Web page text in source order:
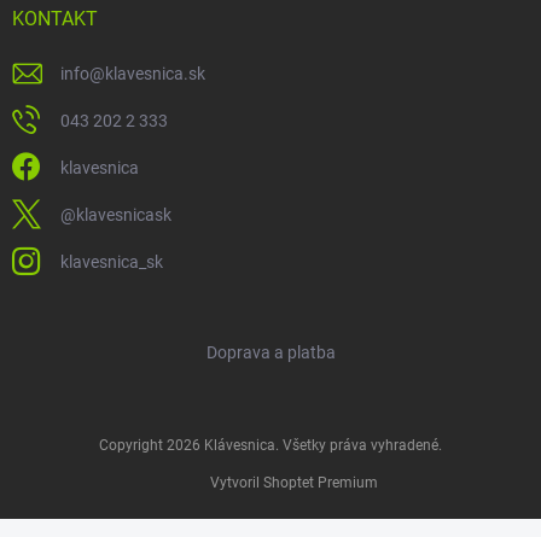
KONTAKT
info@klavesnica.sk
043 202 2 333
klavesnica
@klavesnicask
klavesnica_sk
Doprava a platba
Vytvoril Shoptet Premium
Copyright 2026 Klávesnica . Všetky práva vyhradené.